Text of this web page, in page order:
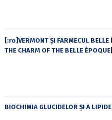
[:ro]VERMONT ȘI FARMECUL
THE CHARM OF THE BELLE
BIOCHIMIA GLUCIDELOR ȘI A